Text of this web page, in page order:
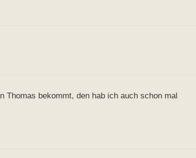
Thomas bekommt, den hab ich auch schon mal